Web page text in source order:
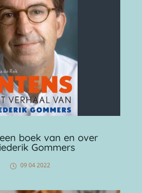
boek van en over
Gommers
09 04 2022